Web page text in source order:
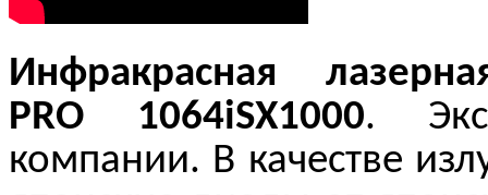
Инфракрасная
PRO 1064iSX1000.
компании. В качестве